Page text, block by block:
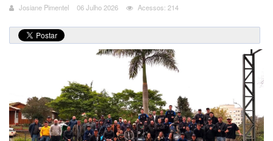
Josiane Pimentel 06 Julho 2026 Acessos: 214